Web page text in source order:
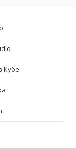
Кубе